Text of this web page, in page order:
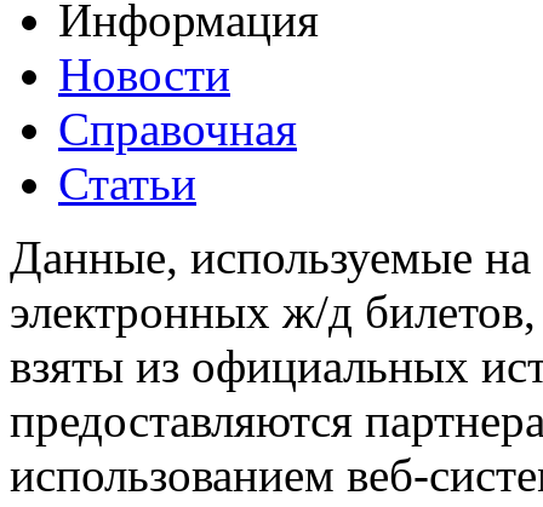
Информация
Новости
Справочная
Статьи
Данные, используемые на
электронных ж/д
взяты из официальных
предоставляются
использованием веб-